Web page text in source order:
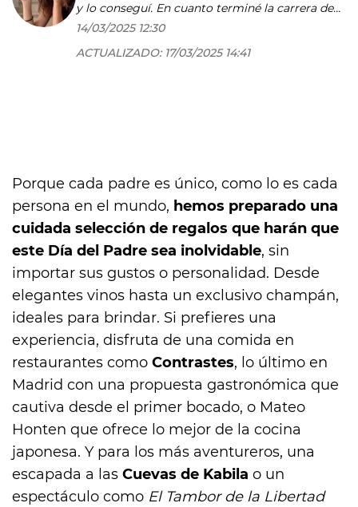
y lo conseguí. En cuanto terminé la carrera de
periodismo entré en el mundo editorial y no he
estilo de vida para importantes cabeceras
stand'.
14/03/2025 12:30
ACTUALIZADO: 17/03/2025 14:41
Porque cada padre es único, como lo es cada
persona en el mundo, hemos preparado una
cuidada selección de regalos que harán que
este Día del Padre sea inolvidable, sin
importar sus gustos o personalidad. Desde
elegantes vinos hasta un exclusivo champán,
ideales para brindar. Si prefieres una
experiencia, disfruta de una comida en
restaurantes como Contrastes, lo último en
Madrid con una propuesta gastronómica que
cautiva desde el primer bocado, o Mateo
Honten que ofrece lo mejor de la cocina
japonesa. Y para los más aventureros, una
escapada a las Cuevas de Kabila o un
espectáculo como El Tambor de la Libertad